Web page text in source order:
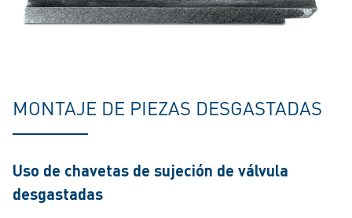
MONTAJE DE PIEZAS DESGASTADAS
Uso de chavetas de sujeción de válvula
desgastadas